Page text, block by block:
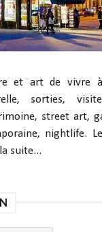
et art de vivre
sorties,
street art,
nightlife.
suite...